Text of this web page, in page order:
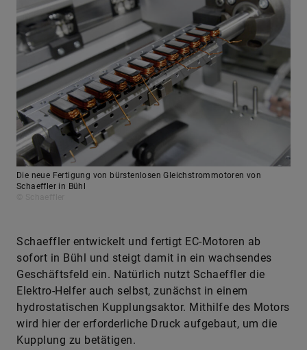
Die neue Fertigung von bürstenlosen Gleichstrommotoren von
Schaeffler in Bühl
Schaeffler entwickelt und fertigt EC-Motoren ab
sofort in Bühl und steigt damit in ein wachsendes
Geschäftsfeld ein. Natürlich nutzt Schaeffler die
Elektro-Helfer auch selbst, zunächst in einem
hydrostatischen Kupplungsaktor. Mithilfe des Motors
wird hier der erforderliche Druck aufgebaut, um die
Kupplung zu betätigen.